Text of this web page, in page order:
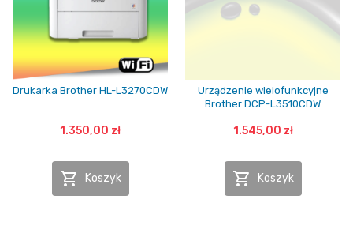
Drukarka Brother HL-L3270CDW
1.350,00 zł
 Koszyk
Urządzenie wielofunkcyjne
Brother DCP-L3510CDW
1.545,00 zł
 Koszyk